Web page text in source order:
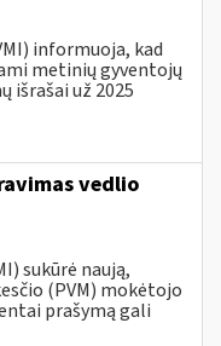
informuoja, kad
metinių gyventojų
išrašai už 2025
vedlio
sukūrė naują,
(PVM) mokėtojo
prašymą gali